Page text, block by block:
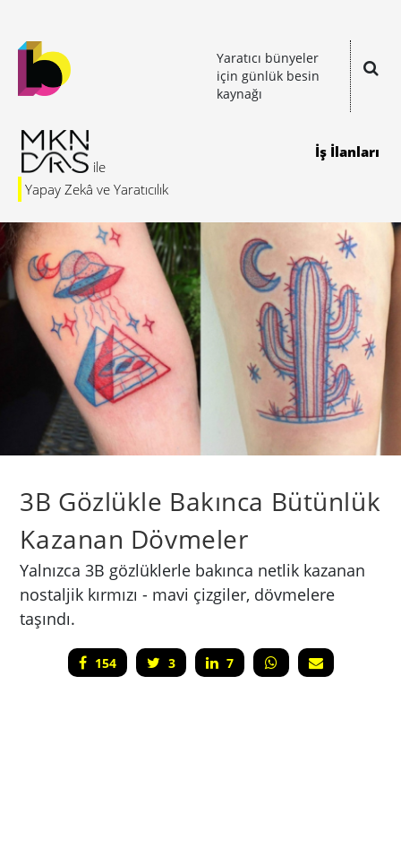
Yaratıcı bünyeler
için günlük besin
kaynağı
Yapay Zekâ ve Yaratıcılık
İş İlanları
3B Gözlükle Bakınca Bütünlük
Kazanan Dövmeler
Yalnızca 3B gözlüklerle bakınca netlik kazanan
nostaljik kırmızı - mavi çizgiler, dövmelere
taşındı.
154 3 7